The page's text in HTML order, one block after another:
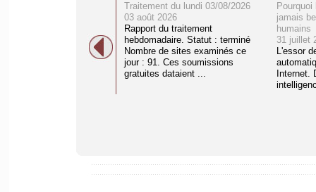
Traitement du lundi 03/08/2026
03 août 2026
Rapport du traitement
hebdomadaire. Statut : terminé
Nombre de sites examinés ce
jour : 91. Ces soumissions
gratuites dataient ...
jamais
humains
31 juillet
L'essor
Internet.